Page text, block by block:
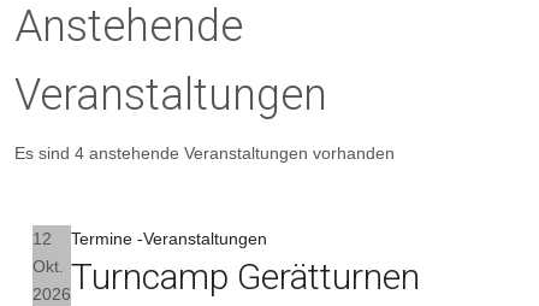
Anstehende
Veranstaltungen
Es sind 4 anstehende Veranstaltungen vorhanden
12
Okt.
2026
Termine -Veranstaltungen
Turncamp Gerätturnen